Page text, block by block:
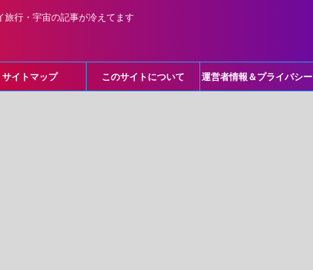
行・宇宙の記事が冷えてます
サイトマップ このサイトについて 運営者情報＆プライバシー